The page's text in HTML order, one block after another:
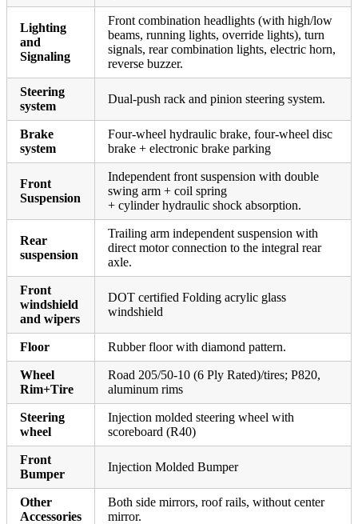
Lighting
and
Signaling
Front combination headlights (with high/low
beams, running lights, override lights), turn
signals, rear combination lights, electric horn,
reverse buzzer.
Steering
system
Dual-push rack and pinion steering system.
Brake
system
Four-wheel hydraulic brake, four-wheel disc
brake + electronic brake parking
Front
Suspension
Independent front suspension with double
swing arm + coil spring
+ cylinder hydraulic shock absorption.
Rear
suspension
Trailing arm independent suspension with
direct motor connection to the integral rear
axle.
Front
windshield
and wipers
DOT certified Folding acrylic glass
windshield
Floor Rubber floor with diamond pattern.
Wheel
Rim+Tire
Road 205/50-10 (6 Ply Rated)/tires; P820,
aluminum rims
Steering
wheel
Injection molded steering wheel with
scoreboard (R40)
Front
Bumper
Injection Molded Bumper
Other
Accessories
Both side mirrors, roof rails, without center
mirror.